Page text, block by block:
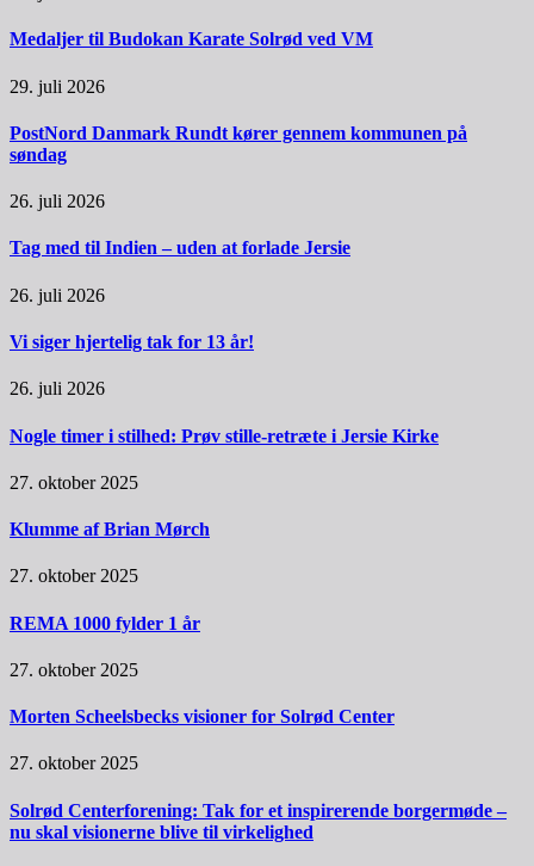
Medaljer til Budokan Karate Solrød ved VM
29. juli 2026
PostNord Danmark Rundt kører gennem kommunen på
søndag
26. juli 2026
Tag med til Indien – uden at forlade Jersie
26. juli 2026
Vi siger hjertelig tak for 13 år!
26. juli 2026
Nogle timer i stilhed: Prøv stille-retræte i Jersie Kirke
27. oktober 2025
Klumme af Brian Mørch
27. oktober 2025
REMA 1000 fylder 1 år
27. oktober 2025
Morten Scheelsbecks visioner for Solrød Center
27. oktober 2025
Solrød Centerforening: Tak for et inspirerende borgermøde –
nu skal visionerne blive til virkelighed